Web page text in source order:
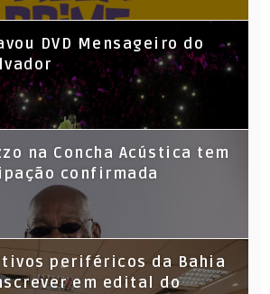
DVD Mensageiro do
na Concha Acústica tem
confirmada
periféricos da Bahia
em edital do